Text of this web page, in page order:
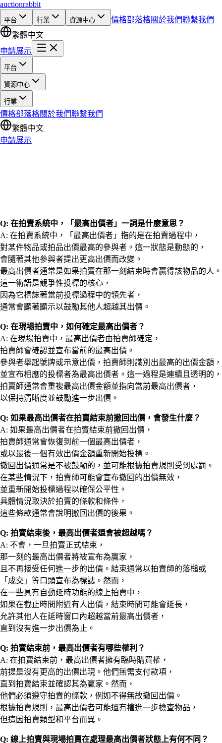
auctionrabbit
平台 行業 資源中心 價格部落格關於我們聯繫我們
繁體中文
申請展示
平台
資源中心
行業
價格部落格關於我們聯繫我們
繁體中文
申請展示
Q: 在拍賣系統中，「最高出價者」一詞是什麼意思？
A: 在拍賣系統中，「最高出價者」指的是在拍賣過程中，
對某件物品或拍品出價最高的參與者。這一狀態是動態的，
會隨著其他參與者提出更高出價而改變。
最高出價者通常是如果拍賣在那一刻結束時會贏得該物品的人。
這一術語是競爭性投標的核心，
因為它標誌著當前投標過程中的領先者，
通常會顯著顯示以鼓勵其他人超越其出價。
Q: 在現場拍賣中，如何確定最高出價者？
A: 在現場拍賣中，最高出價者由拍賣師確定，
拍賣師會確認並宣布當前的最高出價。
參與者舉起號牌或示意出價，拍賣師則識別出最高的出價金額，
並宣布相應的投標者為最高出價者。這一過程是連續且透明的，
拍賣師通常會重複最高出價金額並指向當前最高出價者，
以保持清晰度並鼓勵進一步出價。
Q: 如果最高出價者在拍賣結束前撤回出價，會發生什麼？
A: 如果最高出價者在拍賣結束前撤回出價，
拍賣師通常會恢復到前一個最高出價者，
或以最後一個有效出價金額重新開始投標。
撤回出價通常是不被鼓勵的，並可能根據拍賣規則受到處罰。
在某些情況下，拍賣師可能會宣布撤回的出價無效，
並重新開始投標過程以確保公平性。
具體情況取決於拍賣的條款和條件，
這些條款通常會說明撤回出價的後果。
Q: 拍賣結束後，最高出價者還會被超越嗎？
A: 不會，一旦拍賣正式結束，
那一刻的最高出價者將被宣布為贏家，
且不再接受任何進一步的出價。結束通常以拍賣師的落槌或
「成交」等口頭宣布為標誌。然而，
在一些具有自動延時功能的線上拍賣中，
如果在截止時間附近有人出價，結束時間可能會延長，
允許其他人在延時窗口內超越當前最高出價者，
直到沒有進一步出價為止。
Q: 拍賣結束前，最高出價者有哪些權利？
A: 在拍賣結束前，最高出價者擁有臨時購買權，
前提是沒有更高的出價出現。他們無需支付款項，
直到拍賣結束並確認其為贏家。然而，
他們必須遵守拍賣的條款，例如不得無故撤回出價。
根據拍賣規則，最高出價者可能還有權進一步檢查物品，
但這因拍賣類型和平台而異。
Q: 線上拍賣與現場拍賣在處理最高出價者狀態上有何不同？